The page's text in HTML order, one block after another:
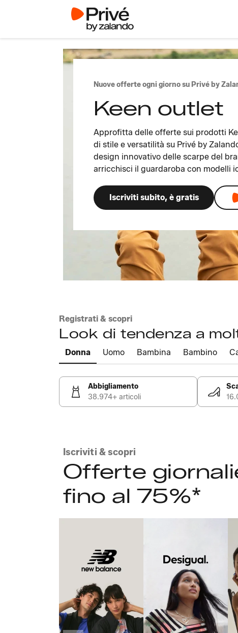
Nuove offerte ogni giorno su Privé by
Keen outlet
Approfitta delle offerte sui prodotti
di stile e versatilità su Privé by
design innovativo delle scarpe del
arricchisci il guardaroba con modelli
Iscriviti subito, è gratis
Registrati & scopri
Look di tendenza a
Donna Uomo Bambina Bambino
Abbigliamento
38.974+ articoli
Iscriviti & scopri
Offerte
fino al 75%*